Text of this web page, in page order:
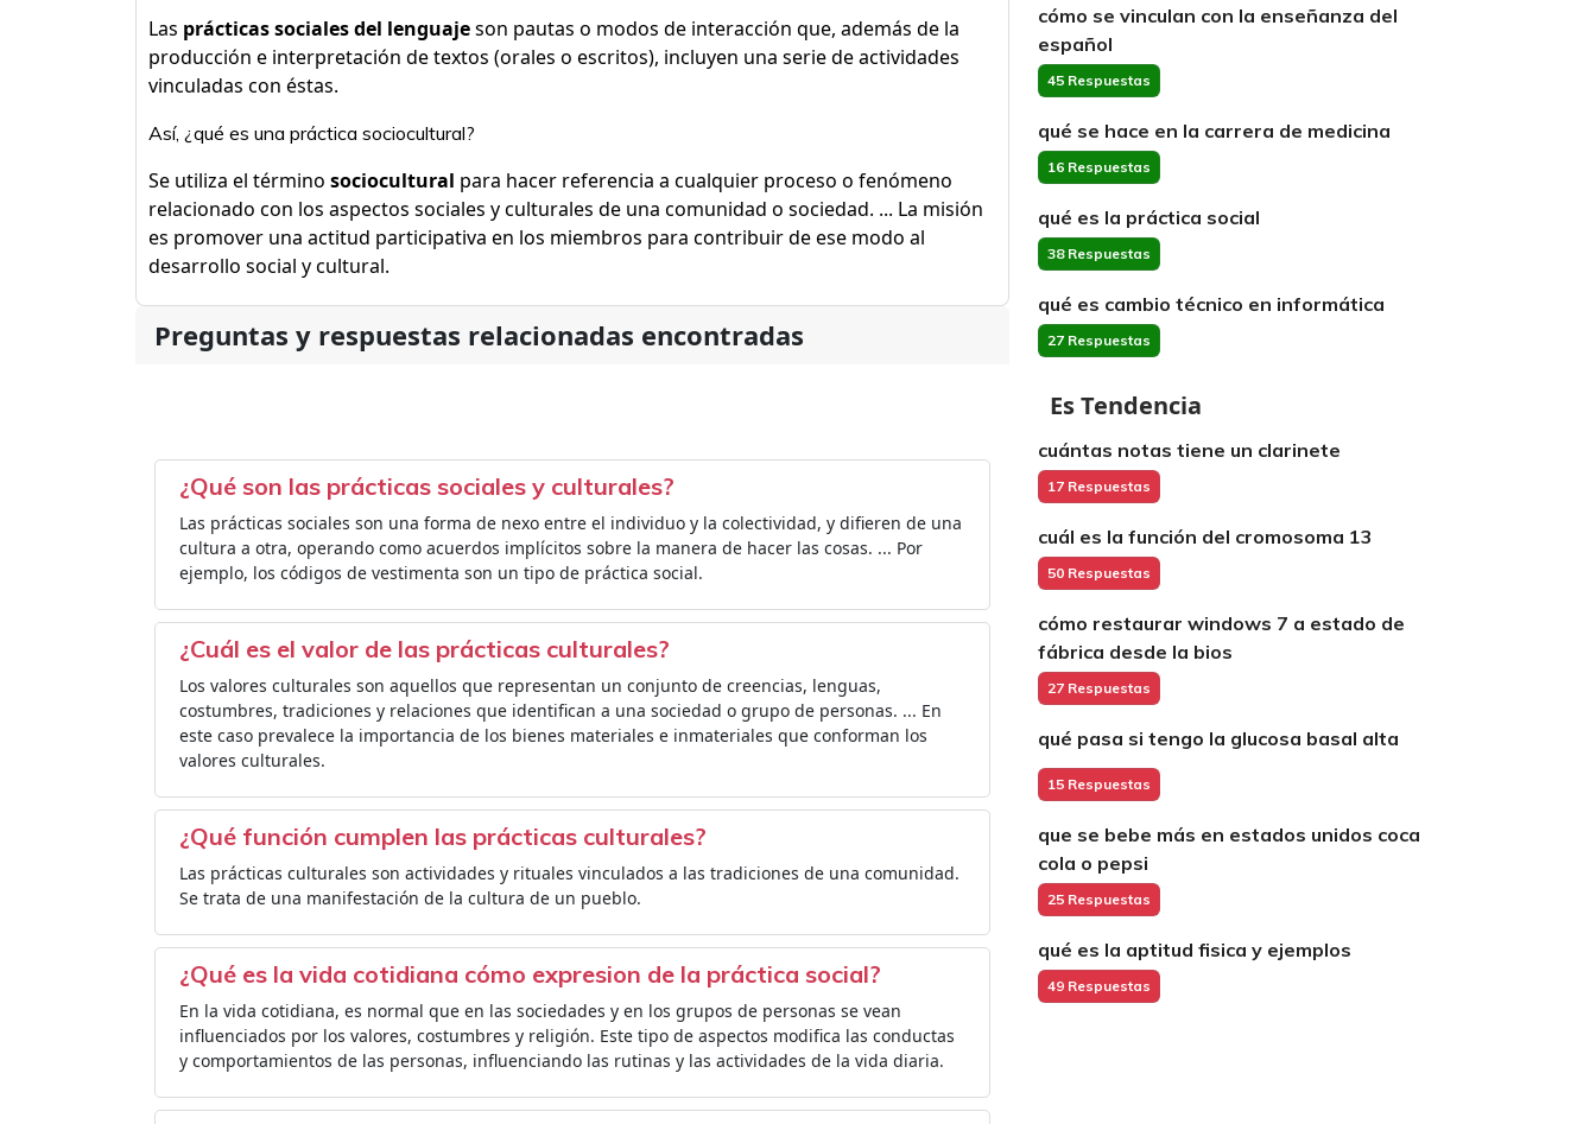
Las prácticas sociales del lenguajeson pautas o modos de interacción que, además de la
producción e interpretación de textos (orales o escritos), incluyen una serie de actividades
vinculadas con éstas.
Así, ¿qué es una práctica sociocultural?
Se utiliza el término sociocultural para hacer referencia a cualquier proceso o fenómeno
relacionado con los aspectos sociales y culturales de una comunidad o sociedad. ... La misión
es promover una actitud participativa en los miembros para contribuir de ese modo al
desarrollo social y cultural.
Preguntas y respuestas relacionadas encontradas
¿Qué son las prácticas sociales y culturales?
Las prácticas sociales son una forma de nexo entre el individuo y la colectividad, y difieren de una
cultura a otra, operando como acuerdos implícitos sobre la manera de hacer las cosas. ... Por
ejemplo, los códigos de vestimenta son un tipo de práctica social.
¿Cuál es el valor de las prácticas culturales?
Los valores culturales son aquellos que representan un conjunto de creencias, lenguas,
costumbres, tradiciones y relaciones que identifican a una sociedad o grupo de personas. ... En
este caso prevalece la importancia de los bienes materiales e inmateriales que conforman los
valores culturales.
¿Qué función cumplen las prácticas culturales?
Las prácticas culturales son actividades y rituales vinculados a las tradiciones de una comunidad.
Se trata de una manifestación de la cultura de un pueblo.
¿Qué es la vida cotidiana cómo expresion de la práctica social?
En la vida cotidiana, es normal que en las sociedades y en los grupos de personas se vean
influenciados por los valores, costumbres y religión. Este tipo de aspectos modifica las conductas
y comportamientos de las personas, influenciando las rutinas y las actividades de la vida diaria.
cómo se vinculan con la enseñanza del
español
45 Respuestas
qué se hace en la carrera de medicina
16 Respuestas
qué es la práctica social
38 Respuestas
qué es cambio técnico en informática
27 Respuestas
Es Tendencia
cuántas notas tiene un clarinete
17 Respuestas
cuál es la función del cromosoma 13
50 Respuestas
cómo restaurar windows 7 a estado de
fábrica desde la bios
27 Respuestas
qué pasa si tengo la glucosa basal alta
15 Respuestas
que se bebe más en estados unidos coca
cola o pepsi
25 Respuestas
qué es la aptitud fisica y ejemplos
49 Respuestas